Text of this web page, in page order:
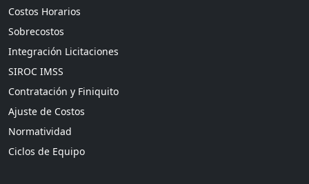
Costos Horarios
Sobrecostos
Integración Licitaciones
SIROC IMSS
Contratación y Finiquito
Ajuste de Costos
Normatividad
Ciclos de Equipo